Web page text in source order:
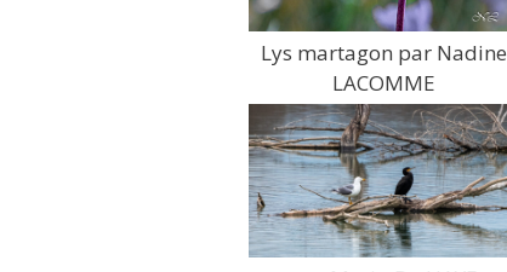
Lys martagon par Nadine
LACOMME